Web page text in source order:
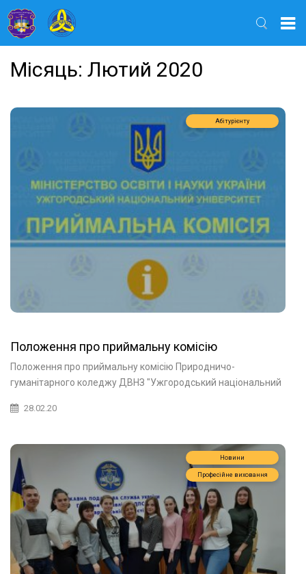
Місяць: Лютий 2020
Абітурієнту
Положення про приймальну комісію
Положення про приймальну комісію Природничо-
гуманітарного коледжу ДВНЗ "Ужгородський національний
28.02.20
Новини
Професійне виховання